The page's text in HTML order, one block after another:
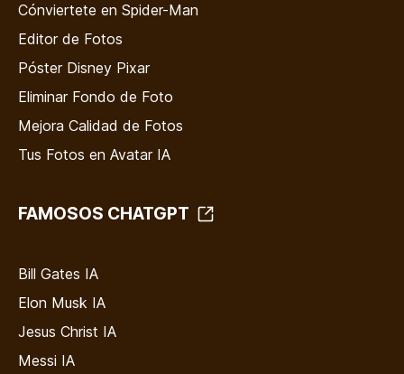
Cónviertete en Spider-Man
Editor de Fotos
Póster Disney Pixar
Eliminar Fondo de Foto
Mejora Calidad de Fotos
Tus Fotos en Avatar IA
FAMOSOS CHATGPT
Bill Gates IA
Elon Musk IA
Jesus Christ IA
Messi IA